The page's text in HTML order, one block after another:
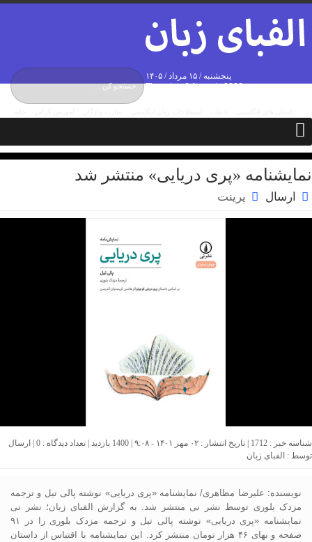
پنجشنبه / ۱۵ مرداد / ۱۴۰۵
Thursday, 6 August , 2026
نمایشنامه «پری دریایی» منتشر شد
ارسال پرینت
شناسه خبر : 1712 | تاریخ انتشار : ۰۲ مهر ۱۴۰۱ - ۹:۰۸ | 1400 بازدید | تعداد دیدگاه : 0 | ارسال
توسط : الفبای زبان
نویسنده: علیرضا مظاهری/ نمایشنامه «پری دریایی» نوشته پالی تیل و ترجمه
مزدک بلوری توسط نشر نی منتشر شد. به گزارش الفبای زبان؛ نشر نی
نمایشنامه «پری دریایی» نوشته پالی تیل و ترجمه مزدک بلوری را در ۹۱
صفحه و بهای ۴۶ هزار تومان منتشر کرد. این نمایشنامه با اقتباس از داستان